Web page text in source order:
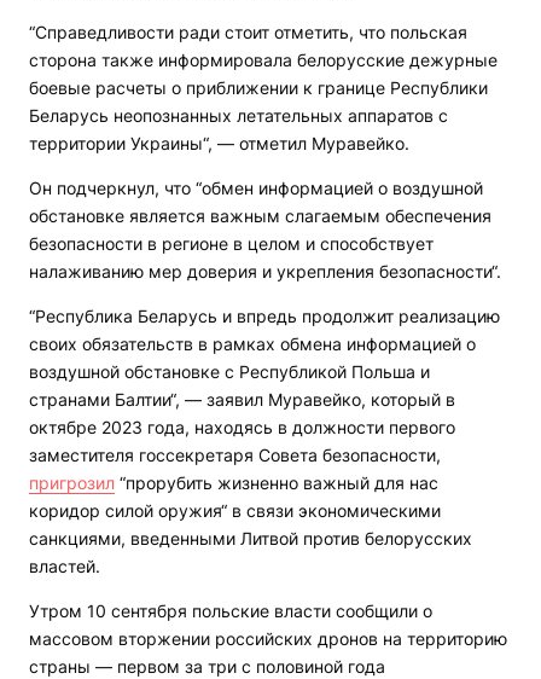
“Справедливости ради стоит отметить, что польская
сторона также информировала белорусские дежурные
боевые расчеты о приближении к границе Республики
Беларусь неопознанных летательных аппаратов с
территории Украины“, — отметил Муравейко.
Он подчеркнул, что “обмен информацией о воздушной
обстановке является важным слагаемым обеспечения
безопасности в регионе в целом и способствует
налаживанию мер доверия и укрепления безопасности“.
“Республика Беларусь и впредь продолжит реализацию
своих обязательств в рамках обмена информацией о
воздушной обстановке с Республикой Польша и
странами Балтии“, — заявил Муравейко, который в
октябре 2023 года, находясь в должности первого
заместителя госсекретаря Совета безопасности,
пригрозил “прорубить жизненно важный для нас
коридор силой оружия“ в связи экономическими
санкциями, введенными Литвой против белорусских
властей.
Утром 10 сентября польские власти сообщили о
массовом вторжении российских дронов на территорию
страны — первом за три с половиной года